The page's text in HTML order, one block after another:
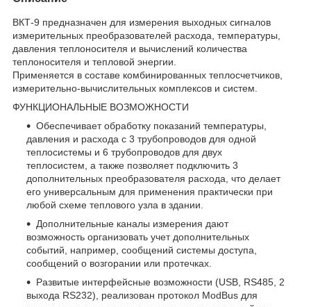
ВКТ-9 предназначен для измерения выходных сигналов
измерительных преобразователей расхода, температуры,
давления теплоносителя и вычислений количества
теплоносителя и тепловой энергии.
Применяется в составе комбинированных теплосчетчиков,
измерительно-вычислительных комплексов и систем.
ФУНКЦИОНАЛЬНЫЕ ВОЗМОЖНОСТИ
Обеспечивает обработку показаний температуры,
давления и расхода с 3 трубопроводов для одной
теплосистемы и 6 трубопроводов для двух
теплосистем, а также позволяет подключить 3
дополнительных преобразователя расхода, что делает
его универсальным для применения практически при
любой схеме теплового узла в здании.
Дополнительные каналы измерения дают
возможность организовать учет дополнительных
событий, например, сообщений системы доступа,
сообщений о возгорании или протечках.
Развитые интерфейсные возможности (USB, RS485, 2
выхода RS232), реализован протокол ModBus для